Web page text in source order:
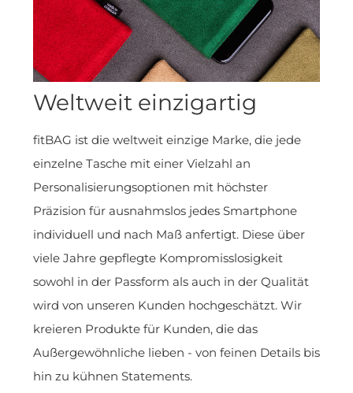
Weltweit einzigartig
fitBAG ist die weltweit einzige Marke, die jede
einzelne Tasche mit einer Vielzahl an
Personalisierungsoptionen mit höchster
Präzision für ausnahmslos jedes Smartphone
individuell und nach Maß anfertigt. Diese über
viele Jahre gepflegte Kompromisslosigkeit
sowohl in der Passform als auch in der Qualität
wird von unseren Kunden hochgeschätzt. Wir
kreieren Produkte für Kunden, die das
Außergewöhnliche lieben - von feinen Details bis
hin zu kühnen Statements.